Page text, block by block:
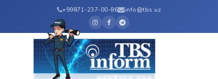
+99871-237-00-86 info@tbs.uz